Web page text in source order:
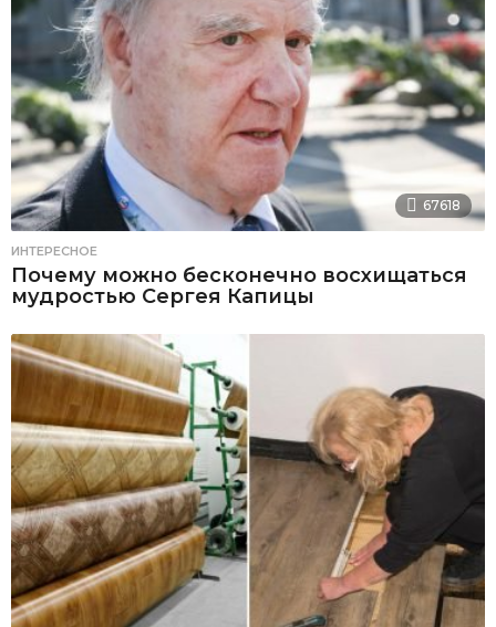
67618
ИНТЕРЕСНОЕ
Почему можно бесконечно восхищаться
мудростью Сергея Капицы